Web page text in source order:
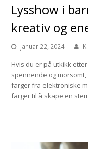
Lysshow i
kreativ og
januar 22, 2024
Hvis du er på utkikk
spennende og
farger fra elektroniske
farger til å skape en